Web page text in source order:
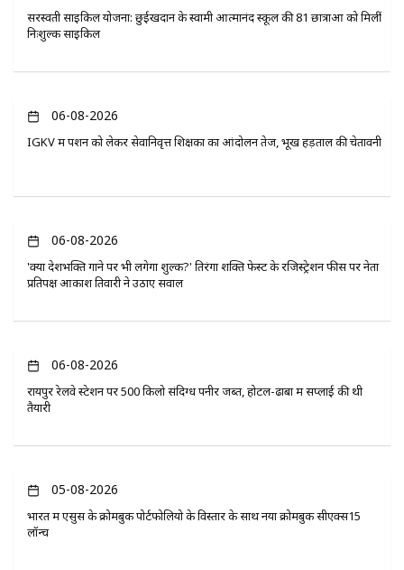
सरस्वती साइकिल योजना: छुईखदान के स्वामी आत्मानंद स्कूल की 81 छात्राओं को मिलीं
निःशुल्क साइकिलें
06-08-2026
IGKV में पेंशन को लेकर सेवानिवृत्त शिक्षकों का आंदोलन तेज, भूख हड़ताल की चेतावनी
06-08-2026
'क्या देशभक्ति गाने पर भी लगेगा शुल्क?' तिरंगा शक्ति फेस्ट के रजिस्ट्रेशन फीस पर नेता
प्रतिपक्ष आकाश तिवारी ने उठाए सवाल
06-08-2026
रायपुर रेलवे स्टेशन पर 500 किलो संदिग्ध पनीर जब्त, होटल-ढाबों में सप्लाई की थी
तैयारी
05-08-2026
भारत में एसुस के क्रोमबुक पोर्टफोलियो के विस्तार के साथ नया क्रोमबुक सीएक्स15
लॉन्च